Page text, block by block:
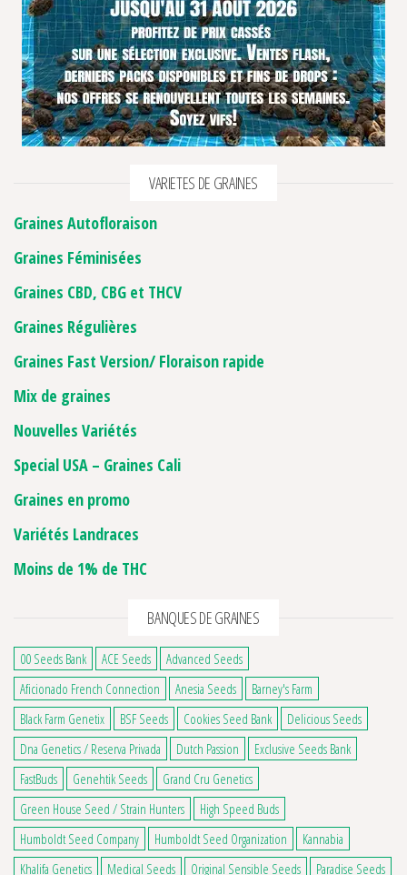
12 avis
VARIETES DE GRAINES
Graines Autofloraison
Graines Féminisées
Graines CBD, CBG et THCV
Graines Régulières
Graines Fast Version/ Floraison rapide
Mix de graines
Nouvelles Variétés
Special USA – Graines Cali
Graines en promo
Variétés Landraces
Moins de 1% de THC
BANQUES DE GRAINES
00 Seeds Bank ACE Seeds
Advanced Seeds
Aficionado French Connection
Anesia Seeds
Barney's Farm
Black Farm Genetix
BSF Seeds Cookies Seed Bank
Delicious Seeds
Dna Genetics / Reserva Privada
Dutch Passion
Exclusive Seeds Bank
FastBuds
Genehtik Seeds
Grand Cru Genetics
Green House Seed / Strain Hunters
High Speed Buds
Humboldt Seed Company
Humboldt Seed Organization
Kannabia
Khalifa Genetics
Medical Seeds Original Sensible Seeds Paradise Seeds